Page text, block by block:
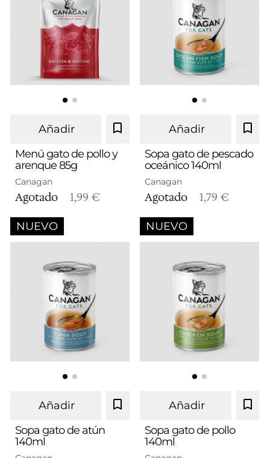
Añadir
Menú gato de pollo y
arenque 85g
Canagan
Agotado 1,99 €
Añadir
Sopa gato de pescado
oceánico 140ml
Canagan
Agotado 1,79 €
NUEVO
Añadir
Sopa gato de atún
140ml
NUEVO
Añadir
Sopa gato de pollo
140ml